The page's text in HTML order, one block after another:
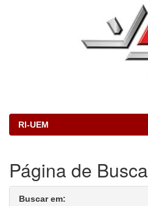
RI-UEM
Página de Busca
Buscar em: